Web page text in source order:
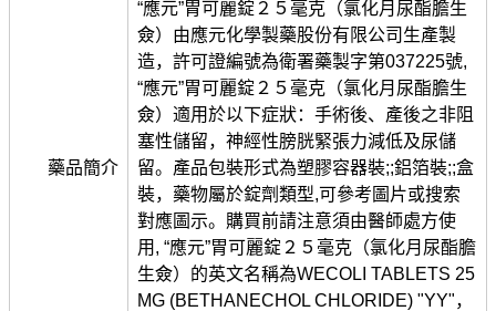
藥品簡介
“應元”胃可麗錠２５毫克（氯化月尿酯膽生
僉）由應元化學製藥股份有限公司生產製
造，許可證編號為衛署藥製字第037225號,
“應元”胃可麗錠２５毫克（氯化月尿酯膽生
僉）適用於以下症狀：手術後、產後之非阻
塞性儲留，神經性膀胱緊張力減低及尿儲
留。產品包裝形式為塑膠容器裝;;鋁箔裝;;盒
裝，藥物屬於錠劑類型,可參考圖片或搜索
對應圖示。購買前請注意須由醫師處方使
用, “應元”胃可麗錠２５毫克（氯化月尿酯膽
生僉）的英文名稱為WECOLI TABLETS 25
MG (BETHANECHOL CHLORIDE) "YY"，